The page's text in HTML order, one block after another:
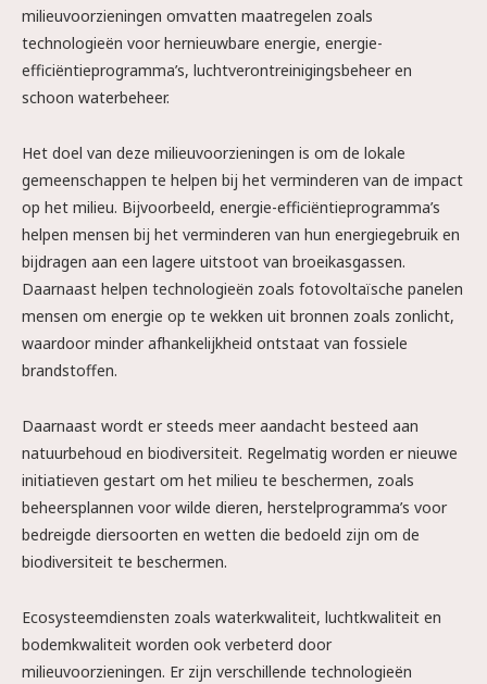
milieuvoorzieningen omvatten maatregelen zoals
technologieën voor hernieuwbare energie, energie-
efficiëntieprogramma’s, luchtverontreinigingsbeheer en
schoon waterbeheer.
Het doel van deze milieuvoorzieningen is om de lokale
gemeenschappen te helpen bij het verminderen van de impact
op het milieu. Bijvoorbeeld, energie-efficiëntieprogramma’s
helpen mensen bij het verminderen van hun energiegebruik en
bijdragen aan een lagere uitstoot van broeikasgassen.
Daarnaast helpen technologieën zoals fotovoltaïsche panelen
mensen om energie op te wekken uit bronnen zoals zonlicht,
waardoor minder afhankelijkheid ontstaat van fossiele
brandstoffen.
Daarnaast wordt er steeds meer aandacht besteed aan
natuurbehoud en biodiversiteit. Regelmatig worden er nieuwe
initiatieven gestart om het milieu te beschermen, zoals
beheersplannen voor wilde dieren, herstelprogramma’s voor
bedreigde diersoorten en wetten die bedoeld zijn om de
biodiversiteit te beschermen.
Ecosysteemdiensten zoals waterkwaliteit, luchtkwaliteit en
bodemkwaliteit worden ook verbeterd door
milieuvoorzieningen. Er zijn verschillende technologieën